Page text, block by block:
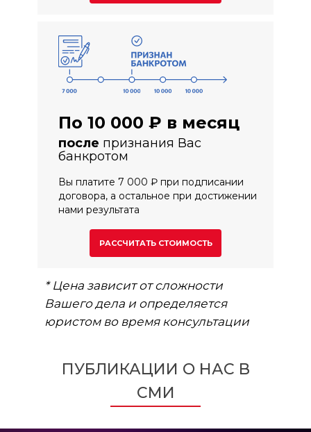
* Цена зависит от сложности
Вашего дела и определяется
юристом во время консультации
РАССЧИТАТЬ СТОИМОСТЬ
Вы платите 7 000 ₽ при подписании
договора, а остальное при достижении
нами результата
после признания Вас
банкротом
По 10 000 ₽ в месяц
ПУБЛИКАЦИИ О НАС В
СМИ